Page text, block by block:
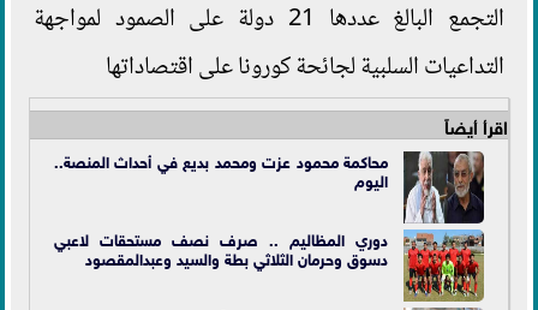
التجمع البالغ عددها 21 دولة على الصمود لمواجهة
التداعيات السلبية لجائحة كورونا على اقتصاداتها
اقرأ أيضاً
محاكمة محمود عزت ومحمد بديع في أحداث المنصة..
اليوم
دوري المظاليم .. صرف نصف مستحقات لاعبي
دسوق وحرمان الثلاثي بطة والسيد وعبدالمقصود